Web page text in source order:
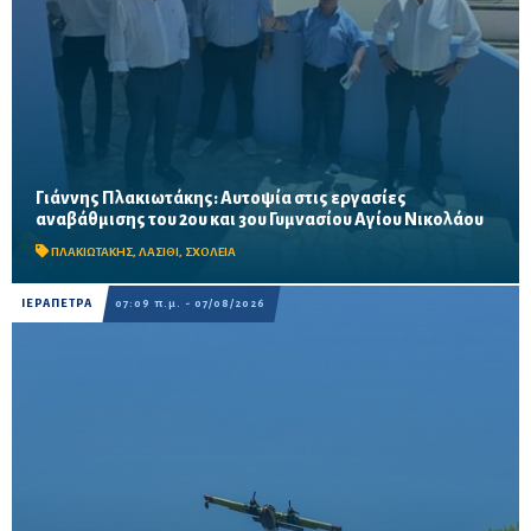
Γιάννης Πλακιωτάκης: Αυτοψία στις εργασίες
αναβάθμισης του 2ου και 3ου Γυμνασίου Αγίου Νικολάου
ΠΛΑΚΙΩΤΑΚΗΣ, ΛΑΣΙΘΙ, ΣΧΟΛΕΙΑ
Οι παρεμβάσεις του προγράμματος «Μαριέττα Γιαννάκου»
αναμένεται να ολοκληρωθούν πριν από τη νέα σχολική χρονιά –
Προβλέπονται ανακαινίσεις αιθουσών, αύλειων και...
ΙΕΡΑΠΕΤΡΑ 07:09 π.μ. - 07/08/2026